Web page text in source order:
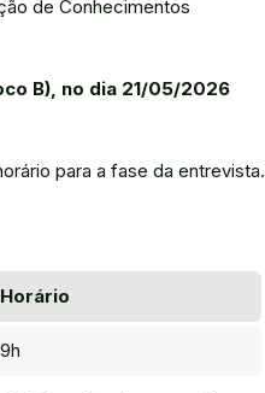
de Conhecimentos
B), no dia 21/05/2026
para a fase da entrevista.
Horário
9h